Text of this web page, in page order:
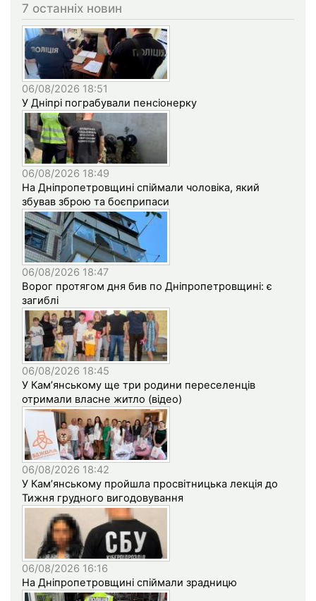
7 останніх новин
06/08/2026 18:51
У Дніпрі пограбували пенсіонерку
06/08/2026 18:49
На Дніпропетровщині спіймали чоловіка, який
збував зброю та боєприпаси
06/08/2026 18:47
Ворог протягом дня бив по Дніпропетровщині: є
загиблі
06/08/2026 18:45
У Кам’янському ще три родини переселенців
отримали власне житло (відео)
06/08/2026 18:42
У Кам’янському пройшла просвітницька лекція до
Тижня грудного вигодовування
06/08/2026 16:16
На Дніпропетровщині спіймали зрадницю